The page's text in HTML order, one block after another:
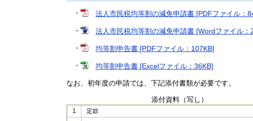
・ 法人市民税均等割の減免申請書 [PDFファイル：
・ 法人市民税均等割の減免申請書 [Wordファイル：
・ 均等割申告書 [PDFファイル：107KB]
・ 均等割申告書 [Excelファイル：36KB]
なお、初年度の申請では、下記添付書類が必要です。
添付資料（写し）
1 定款